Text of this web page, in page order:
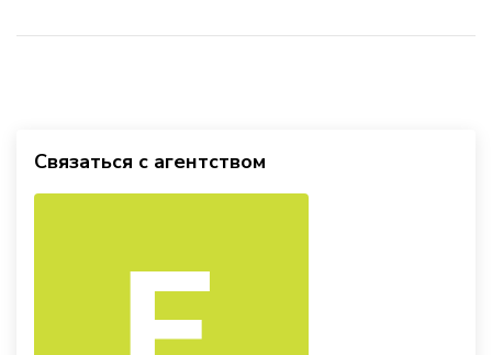
Связаться с агентством